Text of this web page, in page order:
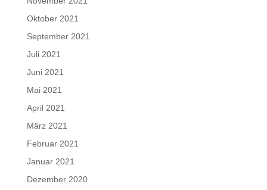
Oktober 2021
September 2021
Juli 2021
Juni 2021
Mai 2021
April 2021
März 2021
Februar 2021
Januar 2021
Dezember 2020